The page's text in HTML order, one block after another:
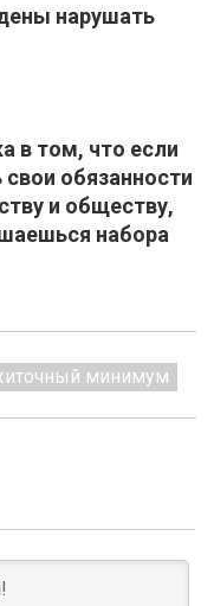
нарушать
в том, что если
обязанности
и обществу,
набора
минимум